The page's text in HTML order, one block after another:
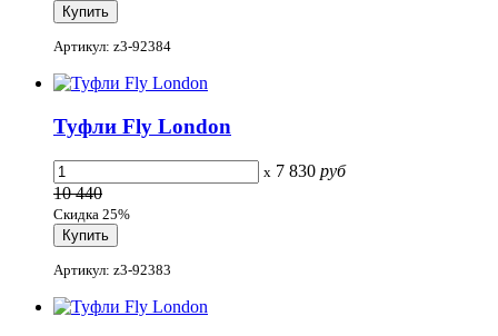
Артикул: z3-92384
Туфли Fly London
x 7 830 руб
10 440
Скидка 25%
Артикул: z3-92383